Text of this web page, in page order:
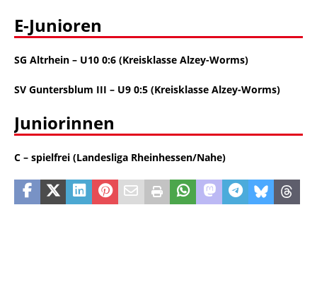
E-Junioren
SG Altrhein – U10 0:6 (Kreisklasse Alzey-Worms)
SV Guntersblum III – U9 0:5 (Kreisklasse Alzey-Worms)
Juniorinnen
C – spielfrei (Landesliga Rheinhessen/Nahe)